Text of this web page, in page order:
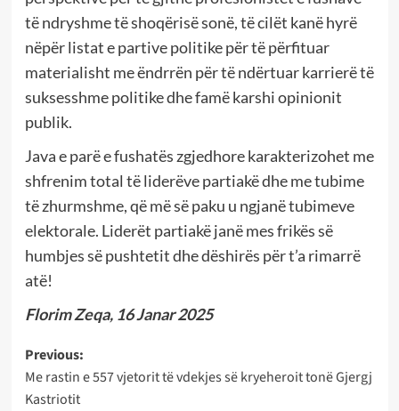
të ndryshme të shoqërisë sonë, të cilët kanë hyrë
nëpër listat e partive politike për të përfituar
materialisht me ëndrrën për të ndërtuar karrierë të
suksesshme politike dhe famë karshi opinionit
publik.
Java e parë e fushatës zgjedhore karakterizohet me
shfrenim total të liderëve partiakë dhe me tubime
të zhurmshme, që më së paku u ngjanë tubimeve
elektorale. Liderët partiakë janë mes frikës së
humbjes së pushtetit dhe dëshirës për t’a rimarrë
atë!
Florim Zeqa, 16 Janar 2025
Post
navigation
Previous:
Me rastin e 557 vjetorit të vdekjes së kryeheroit tonë Gjergj
Kastriotit